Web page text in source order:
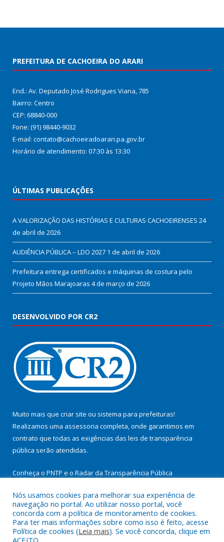
PREFEITURA DE CACHOEIRA DO ARARI
End.: Av. Deputado José Rodrigues Viana, 785
Bairro: Centro
CEP: 68840-000
Fone: (91) 98440-9032
E-mail: contato@cachoeiradoarari.pa.gov.br
Horário de atendimento: 07:30 às 13:30
ÚLTIMAS PUBLICAÇÕES
A VALORIZAÇÃO DAS HISTÓRIAS E CULTURAS CACHOEIRENSES 24
de abril de 2026
AUDIÊNCIA PÚBLICA – LDO 2027 1 de abril de 2026
Prefeitura entrega certificados e máquinas de costura pelo
Projeto Mãos Marajoaras 4 de março de 2026
DESENVOLVIDO POR CR2
Muito mais que criar site ou sistema para prefeituras!
Realizamos uma assessoria completa, onde garantimos em
contrato que todas as exigências das leis de transparência
pública serão atendidas.
Conheça o PNTP e o Radar da Transparência Pública
Todos os direitos reservados a Prefeitura Municipal de
Cachoeira do Arari.
Nós usamos cookies para melhorar sua experiência de
navegação no portal. Ao utilizar nosso portal, você
concorda com a política de monitoramento de cookies.
Para ter mais informações sobre como isso é feito, acesse
Política de cookies (Leia mais). Se você concorda, clique em
ACEITO.